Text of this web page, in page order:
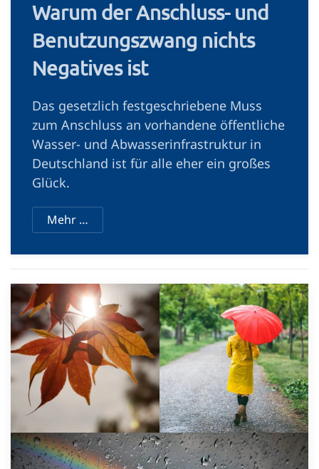
Warum der Anschluss- und
Benutzungszwang nichts
Negatives ist
Das gesetzlich festgeschriebene Muss
zum Anschluss an vorhandene öffentliche
Wasser- und Abwasserinfrastruktur in
Deutschland ist für alle eher ein großes
Glück.
Mehr …